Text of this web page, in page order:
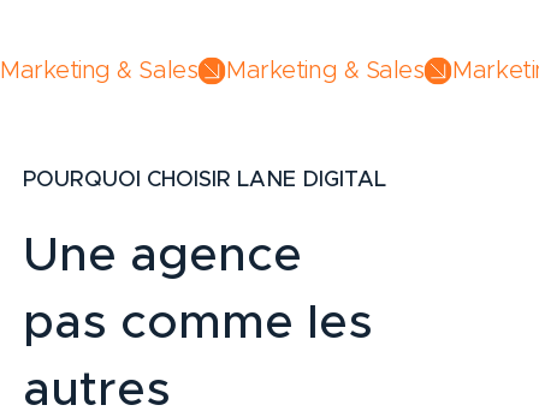
Marketing & Sales
POURQUOI CHOISIR LANE DIGITAL
Une agence
pas comme les
autres